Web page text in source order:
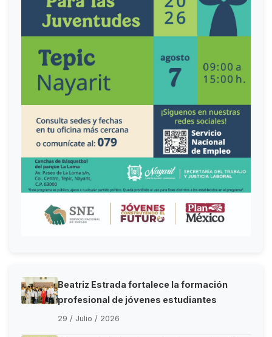
Beatriz Estrada fortalece la formación
profesional de jóvenes estudiantes
29 / Julio / 2026